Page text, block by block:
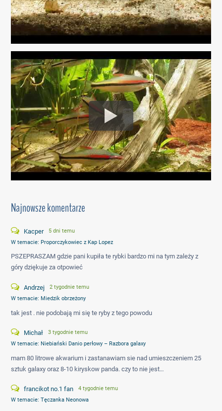
Najnowsze komentarze
Kacper
5 dni temu
W temacie: Proporczykowiec z Kap Lopez
PSZEPRASZAM gdzie pani kupiła te rybki bardzo mi na tym zależy z
góry dziękuje za otpowieć
Andrzej
2 tygodnie temu
W temacie: Miedzik obrzeżony
tak jest . nie podobają mi się te ryby z tego powodu
Michał
3 tygodnie temu
W temacie: Niebiański Danio perłowy – Razbora galaxy
mam 80 litrowe akwarium i zastanawiam sie nad umieszczeniem 25
sztuk galaxy oraz 8-10 kiryskow panda. czy to nie jest…
francikot no.1 fan
4 tygodnie temu
W temacie:Tęczanka Neonowa